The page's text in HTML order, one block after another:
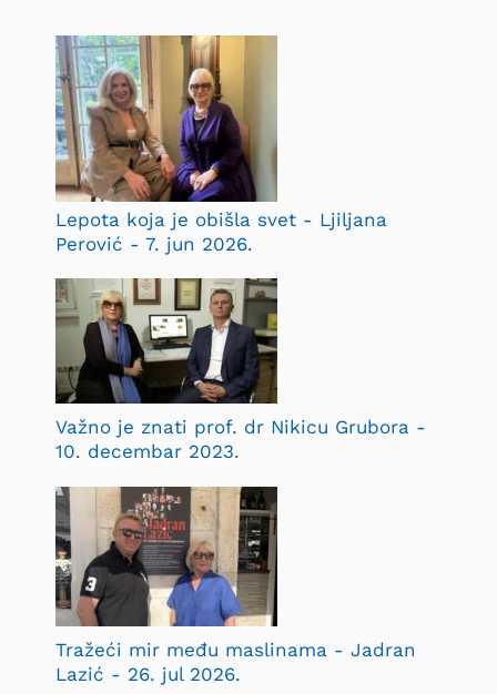
Lepota koja je obišla svet - Ljiljana
Perović - 7. jun 2026.
Važno je znati prof. dr Nikicu Grubora -
10. decembar 2023.
Tražeći mir među maslinama - Jadran
Lazić - 26. jul 2026.